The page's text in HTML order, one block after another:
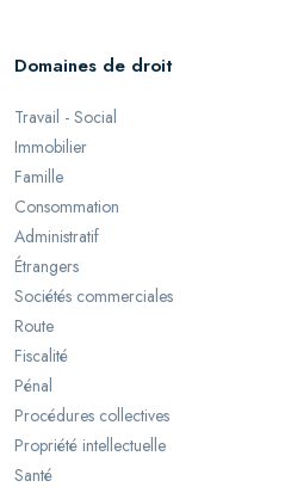
Domaines de droit
Travail - Social
Immobilier
Famille
Consommation
Administratif
Étrangers
Sociétés commerciales
Route
Fiscalité
Pénal
Procédures collectives
Propriété intellectuelle
Santé